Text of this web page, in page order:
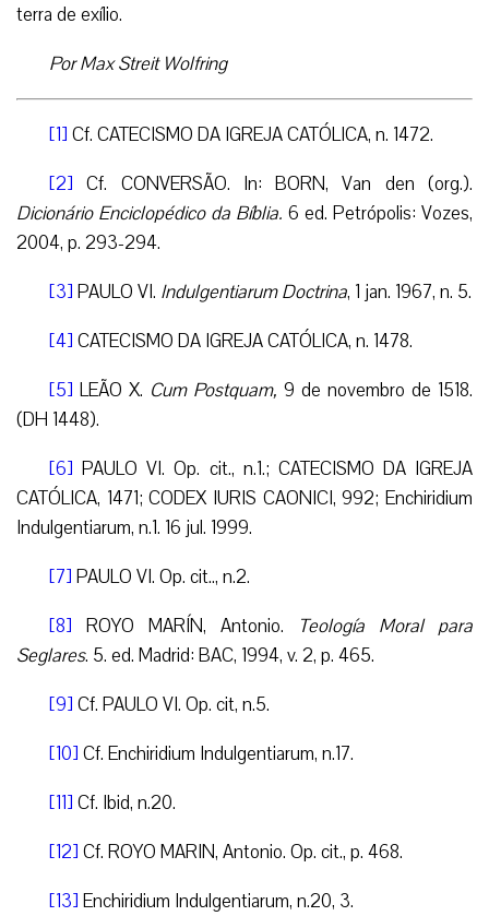
terra de exílio.
Por Max Streit Wolfring
[1] Cf. CATECISMO DA IGREJA CATÓLICA, n. 1472.
[2] Cf. CONVERSÃO. In: BORN, Van den (org.).
Dicionário Enciclopédico da Bíblia. 6 ed. Petrópolis: Vozes,
2004, p. 293-294.
[3] PAULO VI. Indulgentiarum Doctrina, 1 jan. 1967, n. 5.
[4] CATECISMO DA IGREJA CATÓLICA, n. 1478.
[5] LEÃO X. Cum Postquam, 9 de novembro de 1518.
(DH 1448).
[6] PAULO VI. Op. cit., n.1.; CATECISMO DA IGREJA
CATÓLICA, 1471; CODEX IURIS CAONICI, 992; Enchiridium
Indulgentiarum, n.1. 16 jul. 1999.
[7] PAULO VI. Op. cit.., n.2.
[8] ROYO MARÍN, Antonio.
Teología Moral para
Seglares. 5. ed. Madrid: BAC, 1994, v. 2, p. 465.
[9] Cf. PAULO VI. Op. cit, n.5.
[10] Cf. Enchiridium Indulgentiarum, n.17.
[11] Cf. Ibid, n.20.
[12] Cf. ROYO MARIN, Antonio. Op. cit., p. 468.
[13] Enchiridium Indulgentiarum, n.20, 3.